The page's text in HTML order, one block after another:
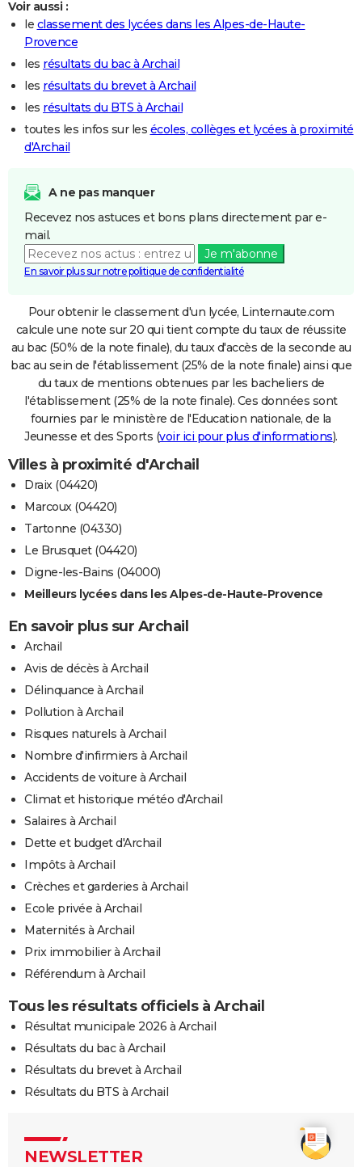
Voir aussi :
le classement des lycées dans les Alpes-de-Haute-
Provence
les résultats du bac à Archail
les résultats du brevet à Archail
les résultats du BTS à Archail
toutes les infos sur les écoles, collèges et lycées à proximité
d'Archail
A ne pas manquer
Recevez nos astuces et bons plans directement par e-
mail.
Je m'abonne
En savoir plus sur notre politique de confidentialité
Pour obtenir le classement d'un lycée, Linternaute.com
calcule une note sur 20 qui tient compte du taux de réussite
au bac (50% de la note finale), du taux d'accès de la seconde au
bac au sein de l'établissement (25% de la note finale) ainsi que
du taux de mentions obtenues par les bacheliers de
l'établissement (25% de la note finale). Ces données sont
fournies par le ministère de l'Education nationale, de la
Jeunesse et des Sports (voir ici pour plus d'informations).
Villes à proximité d'Archail
Draix (04420)
Marcoux (04420)
Tartonne (04330)
Le Brusquet (04420)
Digne-les-Bains (04000)
Meilleurs lycées dans les Alpes-de-Haute-Provence
En savoir plus sur Archail
Archail
Avis de décès à Archail
Délinquance à Archail
Pollution à Archail
Risques naturels à Archail
Nombre d'infirmiers à Archail
Accidents de voiture à Archail
Climat et historique météo d'Archail
Salaires à Archail
Dette et budget d'Archail
Impôts à Archail
Crèches et garderies à Archail
Ecole privée à Archail
Maternités à Archail
Prix immobilier à Archail
Référendum à Archail
Tous les résultats officiels à Archail
Résultat municipale 2026 à Archail
Résultats du bac à Archail
Résultats du brevet à Archail
Résultats du BTS à Archail
NEWSLETTER